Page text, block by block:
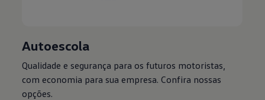
Autoescola
Qualidade e segurança para os futuros motoristas,
com economia para sua empresa. Confira nossas
opções.